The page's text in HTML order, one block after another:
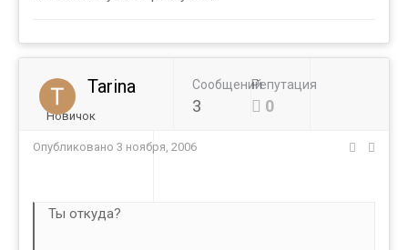
Tarina
Новичок
Сообщений
3
Репутация
0
Опубликовано 3 ноября, 2006
Ты откуда?